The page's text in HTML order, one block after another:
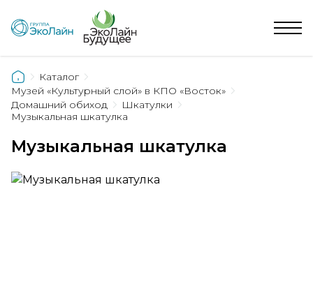
Каталог
Музей «Культурный слой» в КПО «Восток»
Домашний обиход
Шкатулки
Музыкальная шкатулка
Музыкальная шкатулка